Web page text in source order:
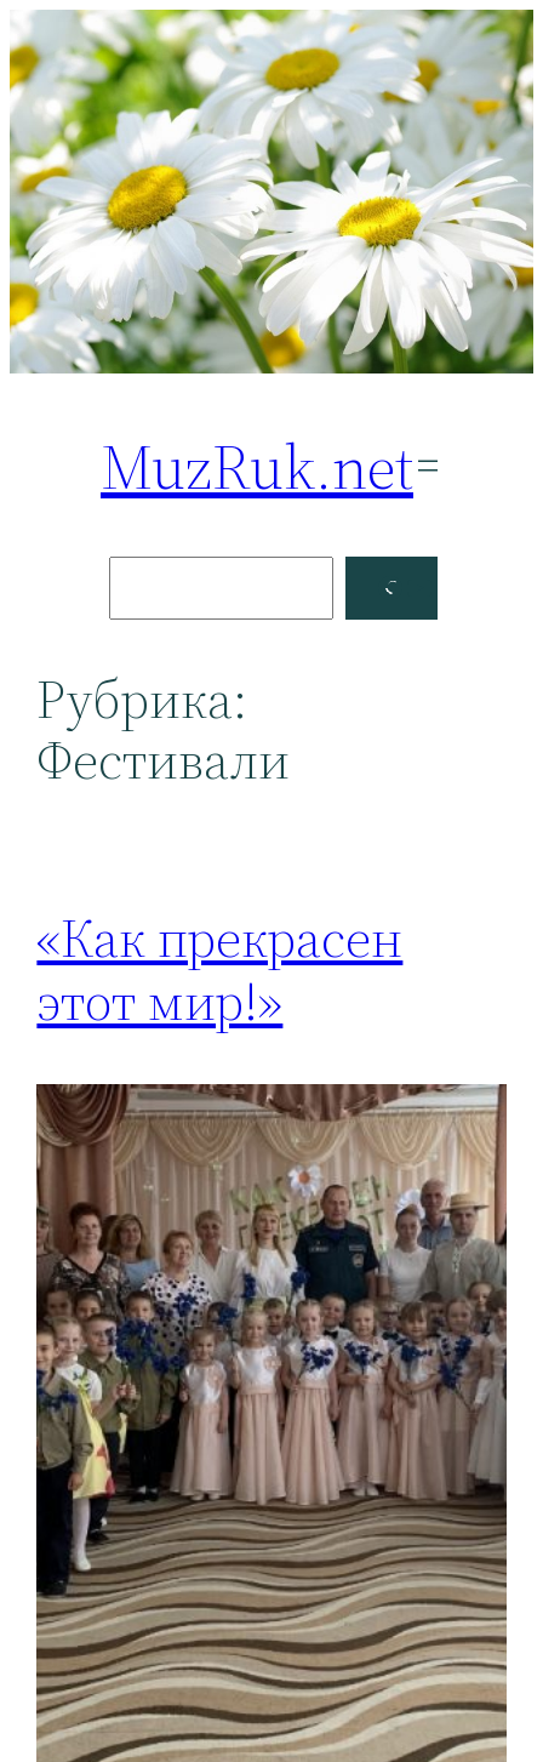
Перейти
к
содержимому
MuzRuk.net
Facebook
Рубрика:
Фестивали
«Как прекрасен
этот мир!»